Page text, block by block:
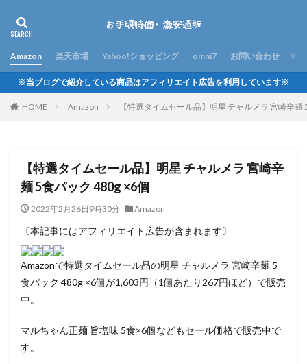
Amazon 楽天市場 Yahoo!ショッピング omni7 お問い合わせ
※当ブログで紹介している商品はアフィリエイト広告を利用しています※
HOME Amazon 【特選タイムセール品】明星 チャルメラ 宮崎辛麺
【特選タイムセール品】明星 チャルメラ 宮崎辛
麺 5食パック 480g ×6個
2022年2月26日9時30分 Amazon
〔本記事にはアフィリエイト広告が含まれます〕
Amazonで特選タイムセール品の明星 チャルメラ 宮崎辛麺 5
食パック 480g ×6個が1,603円（1個あたり267円ほど）で販売
中。
マルちゃん正麺 旨塩味 5食×6個などもセール価格で販売中で
す。